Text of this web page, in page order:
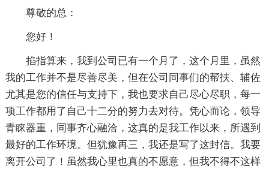
尊敬的总：
您好！
掐指算来，我到公司已有一个月了，这个月里，虽然
我的工作并不是尽善尽美，但在公司同事们的帮扶、辅佐
尤其是您的信任与支持下，我也要求自己尽心尽职，每一
项工作都用了自己十二分的努力去对待。凭心而论，领导
青睐器重，同事齐心融洽，这真的是我工作以来，所遇到
最好的工作环境。但犹豫再三，我还是写了这封信。我要
离开公司了！虽然我心里也真的不愿意，但我不得不这样